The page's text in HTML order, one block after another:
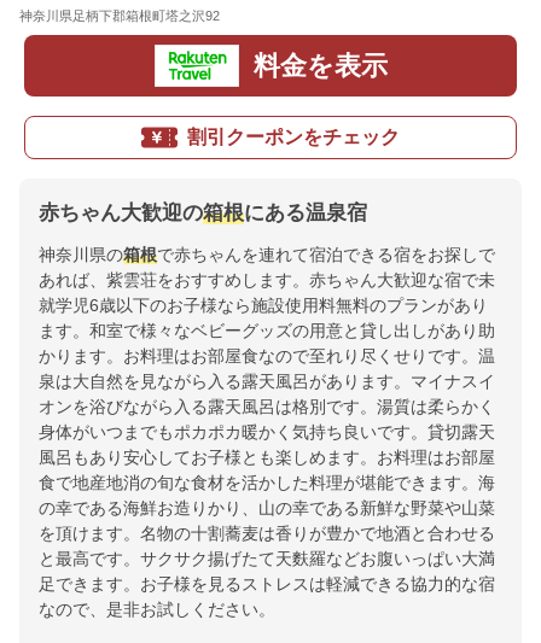
神奈川県足柄下郡箱根町塔之沢92
料金を表示
割引クーポンをチェック
赤ちゃん大歓迎の箱根にある温泉宿
神奈川県の箱根で赤ちゃんを連れて宿泊できる宿をお探しで
あれば、紫雲荘をおすすめします。赤ちゃん大歓迎な宿で未
就学児6歳以下のお子様なら施設使用料無料のプランがあり
ます。和室で様々なベビーグッズの用意と貸し出しがあり助
かります。お料理はお部屋食なので至れり尽くせりです。温
泉は大自然を見ながら入る露天風呂があります。マイナスイ
オンを浴びながら入る露天風呂は格別です。湯質は柔らかく
身体がいつまでもポカポカ暖かく気持ち良いです。貸切露天
風呂もあり安心してお子様とも楽しめます。お料理はお部屋
食で地産地消の旬な食材を活かした料理が堪能できます。海
の幸である海鮮お造りかり、山の幸である新鮮な野菜や山菜
を頂けます。名物の十割蕎麦は香りが豊かで地酒と合わせる
と最高です。サクサク揚げたて天麩羅などお腹いっぱい大満
足できます。お子様を見るストレスは軽減できる協力的な宿
なので、是非お試しください。